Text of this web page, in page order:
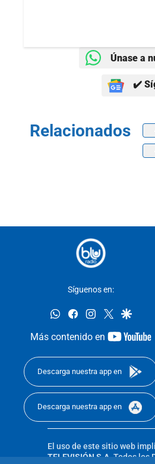
Únase a
✔️
Relacionados
Síguenos en:
whatsappfacebookinstagram
twittergoogle
Más contenido en
Descarga nuestra app en
Descarga nuestra app en
El uso de este sitio web
TELEVISIÓN S.A.Todos los